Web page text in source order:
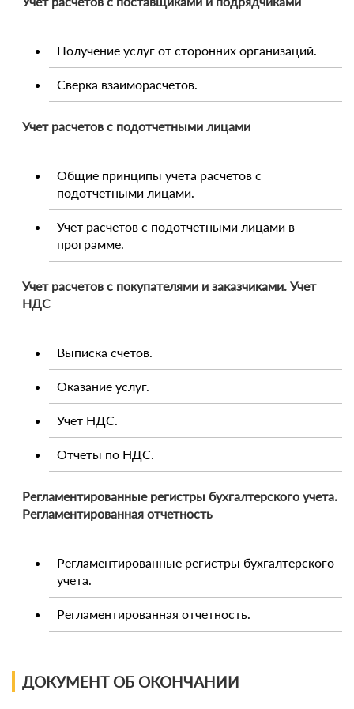
Получение услуг от сторонних организаций.
Сверка взаиморасчетов.
Учет расчетов с подотчетными лицами
Общие принципы учета расчетов с
подотчетными лицами.
Учет расчетов с подотчетными лицами в
программе.
Учет расчетов с покупателями и заказчиками. Учет
НДС
Выписка счетов.
Оказание услуг.
Учет НДС.
Отчеты по НДС.
Регламентированные регистры бухгалтерского учета.
Регламентированная отчетность
Регламентированные регистры бухгалтерского
учета.
Регламентированная отчетность.
ДОКУМЕНТ ОБ ОКОНЧАНИИ